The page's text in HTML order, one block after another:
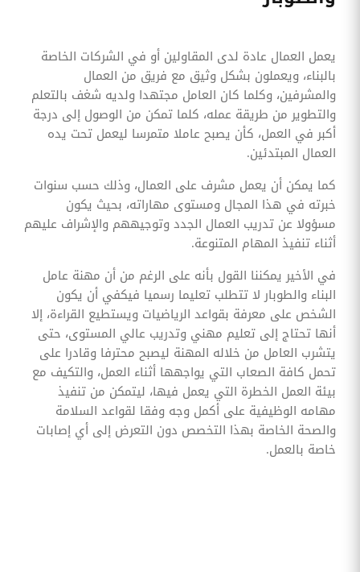
يعمل العمال عادة لدى المقاولين أو في الشركات الخاصة
بالبناء، ويعملون بشكل وثيق مع فريق من العمال
والمشرفين، وكلما كان العامل مجتهدا ولديه شغف بالتعلم
والتطوير من طريقة عمله، كلما تمكن من الوصول إلى درجة
أكبر في العمل، كأن يصبح عاملا متمرسا ليعمل تحت يده
العمال المبتدئين.
كما يمكن أن يعمل مشرف على العمال، وذلك حسب سنوات
خبرته في هذا المجال ومستوى مهاراته، بحيث يكون
مسؤولا عن تدريب العمال الجدد وتوجيههم والإشراف عليهم
أثناء تنفيذ المهام المتنوعة.
في الأخير يمكننا القول بأنه على الرغم من أن مهنة عامل
البناء والطوبار لا تتطلب تعليما رسميا فيكفي أن يكون
الشخص على معرفة بقواعد الرياضيات ويستطيع القراءة، إلا
أنها تحتاج إلى تعليم مهني وتدريب عالي المستوى، حتى
يتشرب العامل من خلاله المهنة ليصبح محترفا وقادرا على
تحمل كافة الصعاب التي يواجهها أثناء العمل، والتكيف مع
بيئة العمل الخطرة التي يعمل فيها، ليتمكن من تنفيذ
مهامه الوظيفية على أكمل وجه وفقا لقواعد السلامة
والصحة الخاصة بهذا التخصص دون التعرض إلى أي إصابات
خاصة بالعمل.